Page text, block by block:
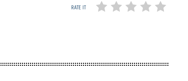
RATE IT